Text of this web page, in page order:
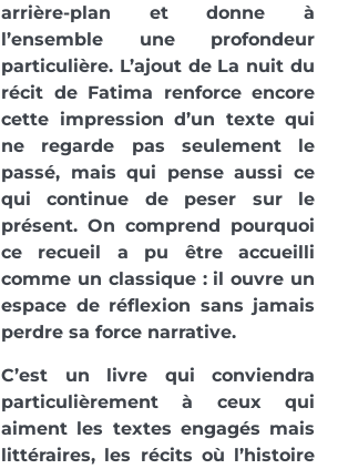
arrière-plan et donne à
l’ensemble une profondeur
particulière. L’ajout de La nuit du
récit de Fatima renforce encore
cette impression d’un texte qui
ne regarde pas seulement le
passé, mais qui pense aussi ce
qui continue de peser sur le
présent. On comprend pourquoi
ce recueil a pu être accueilli
comme un classique : il ouvre un
espace de réflexion sans jamais
perdre sa force narrative.
C’est un livre qui conviendra
particulièrement à ceux qui
aiment les textes engagés mais
littéraires, les récits où l’histoire